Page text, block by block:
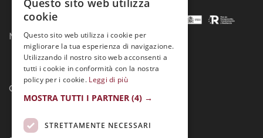
Modalità di pagamento:
Contatto:
Questo sito web utilizza
cookie
Questo sito web utilizza i cookie per
migliorare la tua esperienza di navigazione.
Utilizzando il nostro sito web acconsenti a
tutti i cookie in conformità con la nostra
policy per i cookie. Leggi di più
MOSTRA TUTTI I PARTNER (4) →
STRETTAMENTE NECESSARI